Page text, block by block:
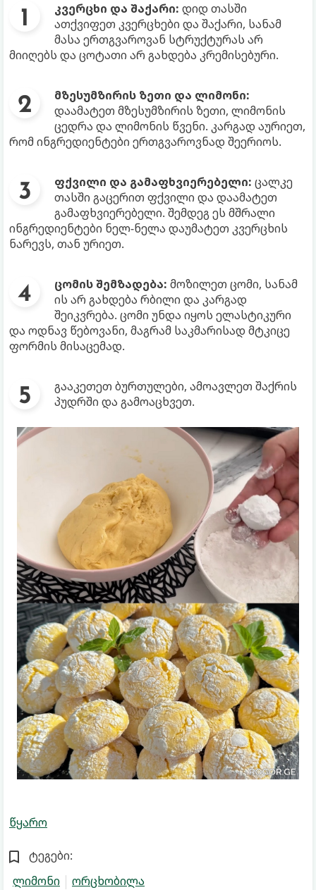
კვერცხი და შაქარი: დიდ თასში
ათქვიფეთ კვერცხები და შაქარი, სანამ
მასა ერთგვაროვან სტრუქტურას არ
მიიღებს და ცოტათი არ გახდება კრემისებური.
მზესუმზირის ზეთი და ლიმონი:
დაამატეთ მზესუმზირის ზეთი, ლიმონის
ცედრა და ლიმონის წვენი. კარგად აურიეთ,
რომ ინგრედიენტები ერთგვაროვნად შეერიოს.
ფქვილი და გამაფხვიერებელი: ცალკე
თასში გაცერით ფქვილი და დაამატეთ
გამაფხვიერებელი. შემდეგ ეს მშრალი
ინგრედიენტები ნელ-ნელა დაუმატეთ კვერცხის
ნარევს, თან ურიეთ.
ცომის შემზადება: მოზილეთ ცომი, სანამ
ის არ გახდება რბილი და კარგად
შეიკვრება. ცომი უნდა იყოს ელასტიკური
და ოდნავ წებოვანი, მაგრამ საკმარისად მტკიცე
ფორმის მისაცემად.
გააკეთეთ ბურთულები, ამოავლეთ შაქრის
პუდრში და გამოაცხვეთ.
წყარო
ტეგები:
ლიმონი
ორცხობილა